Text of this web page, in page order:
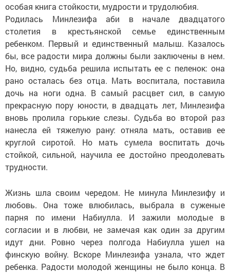
особая книга стойкости, мудрости и трудолюбия.
Родилась Минлезифа аби в начале двадцатого
столетия в крестьянской семье единственным
ребенком. Первый и единственный малыш. Казалось
бы, все радости мира должны были заключены в нем.
Но, видно, судьба решила испытать ее с пеленок: она
рано осталась без отца. Мать воспитала, поставила
дочь на ноги одна. В самый расцвет сил, в самую
прекрасную пору юности, в двадцать лет, Минлезифа
вновь пролила горькие слезы. Судьба во второй раз
нанесла ей тяжелую рану: отняла мать, оставив ее
круглой сиротой. Но мать сумела воспитать дочь
стойкой, сильной, научила ее достойно преодолевать
трудности.
Жизнь шла своим чередом. Не минула Минлезифу и
любовь. Она тоже влюбилась, выбрала в суженые
парня по имени Набиулла. И зажили молодые в
согласии и в любви, не замечая как один за другим
идут дни. Ровно через полгода Набиулла ушел на
финскую войну. Вскоре Минлезифа узнала, что ждет
ребенка. Радости молодой женщины не было конца. В